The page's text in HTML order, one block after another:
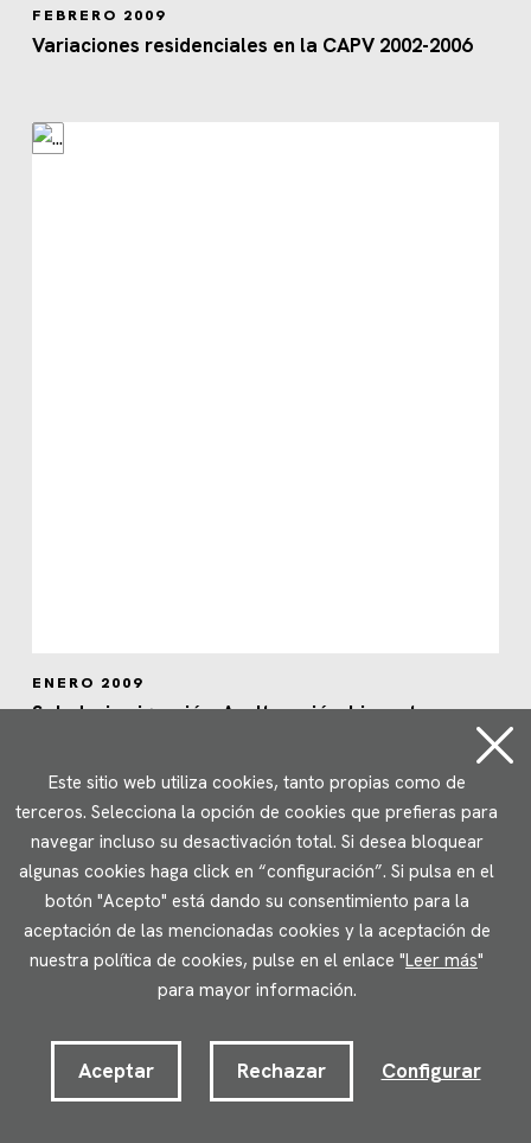
FEBRERO 2009
Variaciones residenciales en la CAPV 2002-2006
ENERO 2009
Salud e inmigración: Aculturación, bienestar
Este sitio web utiliza cookies, tanto propias como de
terceros. Selecciona la opción de cookies que prefieras para
navegar incluso su desactivación total. Si desea bloquear
algunas cookies haga click en “configuración”. Si pulsa en el
botón "Acepto" está dando su consentimiento para la
aceptación de las mencionadas cookies y la aceptación de
nuestra política de cookies, pulse en el enlace "Leer más"
para mayor información.
Aceptar Rechazar Configurar